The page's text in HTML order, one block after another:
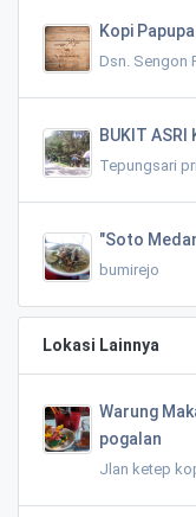
Kopi
Dsn. Sengon
BUKIT ASRI
Tepungsari
"Soto
bumirejo
Lokasi Lainnya
Warung
pogalan
Jlan ketep